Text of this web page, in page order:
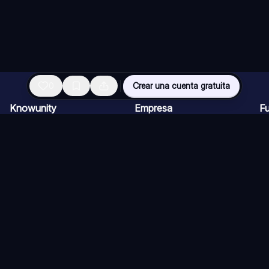
Crear una cuenta gratuita
Knowunity Empresa